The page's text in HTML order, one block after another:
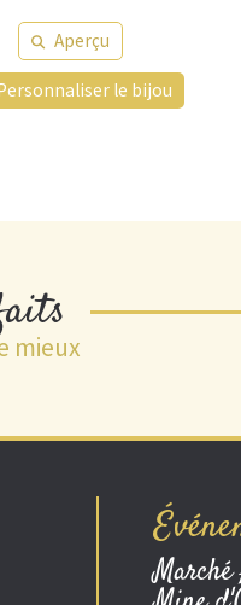
Aperçu
le bijou
mieux